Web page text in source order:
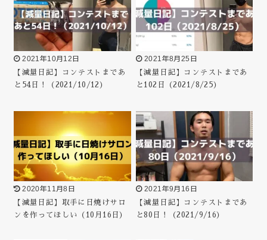
2021年10月12日
【減量日記】コンテストまであ
と54日！（2021/10/12）
2021年8月25日
【減量日記】コンテストまであ
と102日（2021/8/25）
2020年11月8日
【減量日記】取手に日焼けサロ
ンを作ってほしい（10月16日）
2021年9月16日
【減量日記】コンテストまであ
と80日！（2021/9/16）